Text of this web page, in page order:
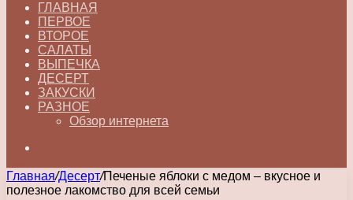
ГЛАВНАЯ
ПЕРВОЕ
ВТОРОЕ
САЛАТЫ
ВЫПЕЧКА
ДЕСЕРТ
ЗАКУСКИ
РАЗНОЕ
Обзор интернета
Главная/Десерт/Печеные яблоки с медом – вкусное и
полезное лакомство для всей семьи